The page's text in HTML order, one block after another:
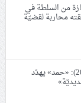
من السلطة في
محاربة لقضيّة
حدث الأسبوع (السبت – 20 يونيو 2026): «حمد» يهدّد